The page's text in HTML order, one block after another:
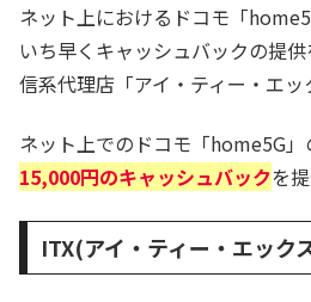
ネット上におけるドコモ「
いち早くキャッシュバックの提
信系代理店「アイ・ティー・エッ
ネット上でのドコモ「home5G」
15,000円のキャッシュバックを
ITX(アイ・ティー・エック